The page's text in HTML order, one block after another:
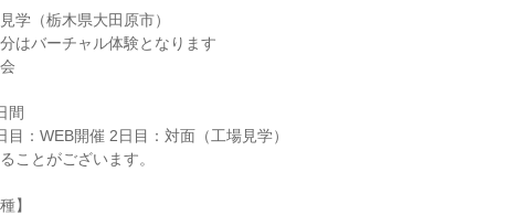
学（栃木県大田原市）
はバーチャル体験となります
間
目：WEB開催 2日目：対面（工場見学）
ことがございます。
】